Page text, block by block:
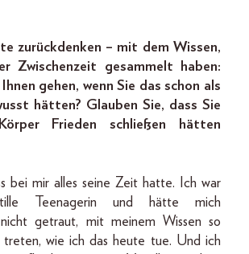
zurückdenken – mit dem Wissen,
Zwischenzeit gesammelt haben:
gehen, wenn Sie das schon als
hätten? Glauben Sie, dass Sie
Frieden schließen hätten
bei mir alles seine Zeit hatte. Ich war
Teenagerin und hätte mich
nicht getraut, mit meinem Wissen so
treten, wie ich das heute tue. Und ich